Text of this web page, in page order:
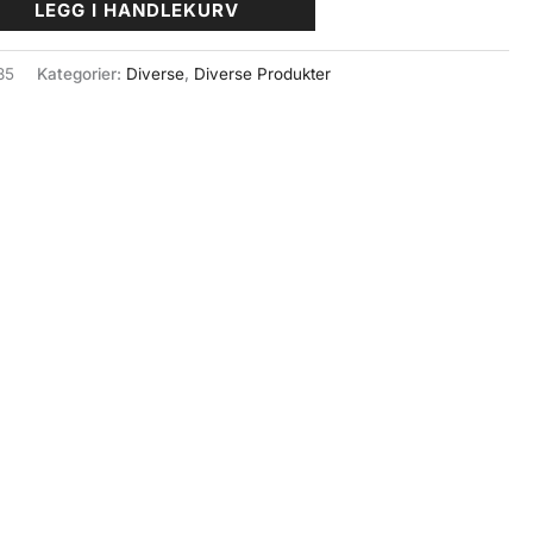
LEGG I HANDLEKURV
Kategorier: Diverse, Diverse Produkter